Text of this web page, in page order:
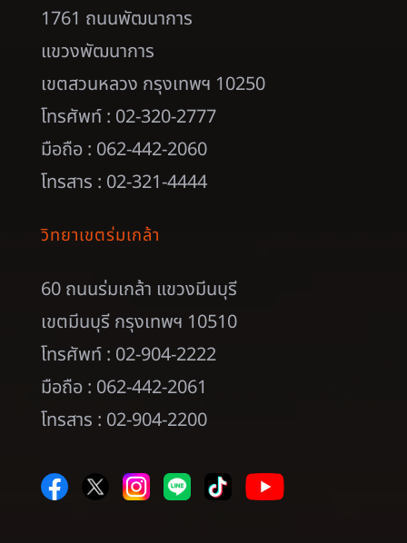
1761 ถนนพัฒนาการ
แขวงพัฒนาการ
เขตสวนหลวง กรุงเทพฯ 10250
โทรศัพท์ : 02-320-2777
มือถือ : 062-442-2060
โทรสาร : 02-321-4444
วิทยาเขตร่มเกล้า
60 ถนนร่มเกล้า แขวงมีนบุรี
เขตมีนบุรี กรุงเทพฯ 10510
โทรศัพท์ : 02-904-2222
มือถือ : 062-442-2061
โทรสาร : 02-904-2200